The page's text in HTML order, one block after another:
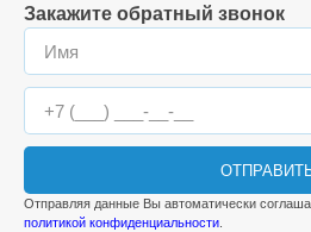
Закажите обратный звонок
Отправляя данные Вы автоматически
политикой конфиденциальности